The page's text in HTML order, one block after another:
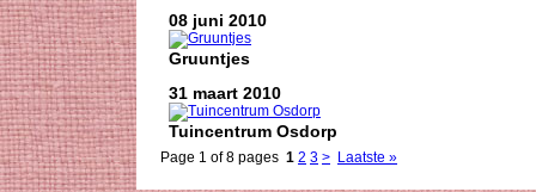
08 juni 2010
Gruuntjes
31 maart 2010
Tuincentrum Osdorp
Page 1 of 8 pages 1 2 3 > Laatste »